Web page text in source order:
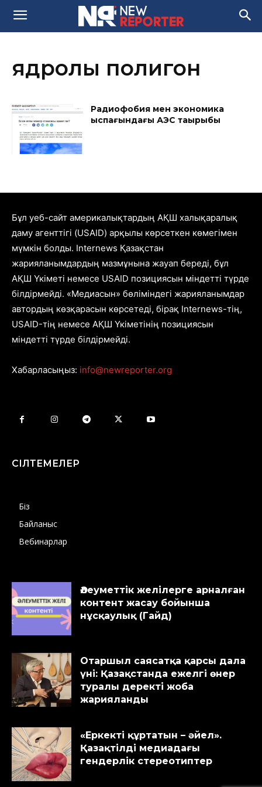
ядролық полигон
Радиофобия мен экономика
қыспағындағы АЭС тақырыбы
Бұл уеб-сайт америкалықтардың АҚШ халықаралық
даму агенттігі (USAID) арқылы көрсеткен көмегімен
мүмкін болды. Internews Қазақстан
жарияланымдардың мазмұнына жауап береді, бұл
АҚШ Үкіметі немесе USAID позициясын міндетті түрде
білдірмейді. «Медиасын» бөліміндегі жарияланымдар
автордың көзқарасын көрсетеді, бірақ Internews-тің,
USAID-тің немесе АҚШ Үкіметінің позициясын
міндетті түрде білдірмейді.
Хабарласыңыз: info@newreporter.org
СІЛТЕМЕЛЕР
Біз
Байланыс
Вебинарлар
Әлеуметтік желілерге арналған
контент жасау бойынша
нұсқаулық (Гайд)
Отаршыл саясатқа қарсы дала
үні: Қазақстанда ежелгі өнер
туралы деректі жоба
жарияланды
«Еркекті құртатын – әйел».
Қазақтілді медиадағы
гендерлік стереотиптер